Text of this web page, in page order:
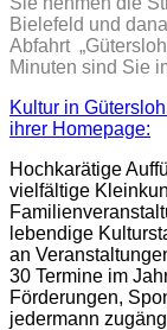
Bielefeld und
Abfahrt
Minuten sind Sie
Kultur in
ihrer Homepage:
Hochkarätige
vielfältige
lebendige
an
30 Termine im
Förderungen,
jedermann